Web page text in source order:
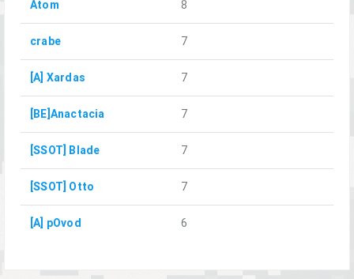
Atom 8
crabe 7
[A] Xardas 7
[BE]Anactacia 7
[SSOT] Blade 7
[SSOT] Otto 7
[A] pOvod 6